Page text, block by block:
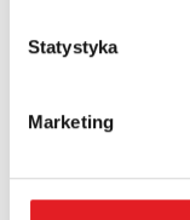
Statystyka
Marketing